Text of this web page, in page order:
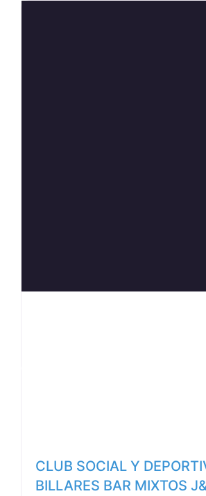
CLUB SOCIAL Y
BILLARES BAR MIXTOS